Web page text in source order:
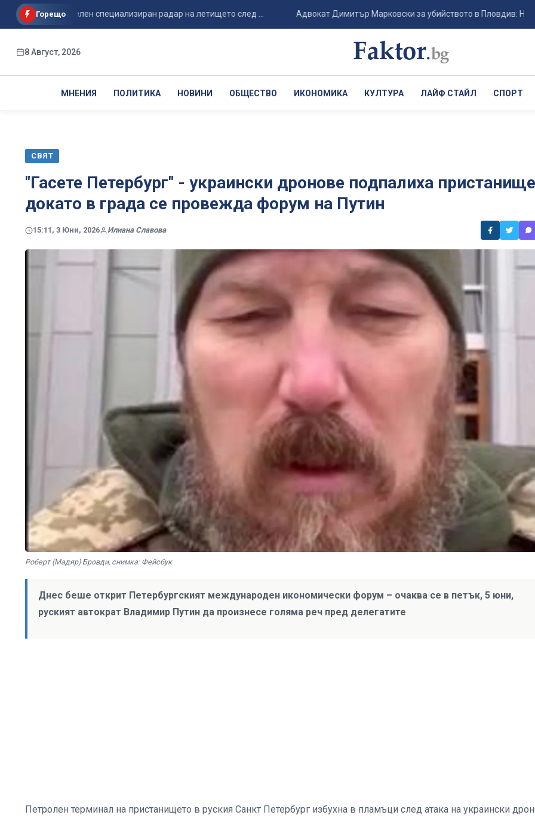
Горещоспециализиран радар на летището след ... Адвокат Димитър Марковски за убийството в Пловдив: Не съм
8 Август, 2026
МНЕНИЯ ПОЛИТИКА НОВИНИ ОБЩЕСТВО ИКОНОМИКА КУЛТУРА ЛАЙФ СТАЙЛ СПОРТ
СВЯТ
"Гасете Петербург" - украински дронове подпалиха
докато в града се провежда форум на Путин
15:11, 3 Юни, 2026 Илиана Славова
Роберт (Мадяр) Бровди, снимка: Фейсбук
Днес беше открит Петербургският международен икономически форум – очаква се в петък, 5 юни,
руският автократ Владимир Путин да произнесе голяма реч пред делегатите
Петролен терминал на пристанището в руския Санкт Петербург избухна в пламъци след атака на украински